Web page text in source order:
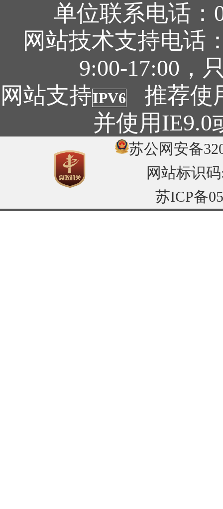
单位联系电话
网站技术支持电话
9:00-17:00，
网站支持IPV6推荐使
并使用IE9.0
苏公网安备
网站标识码
苏ICP备